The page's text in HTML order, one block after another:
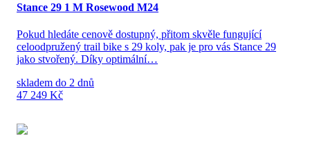
Stance 29 1 M Rosewood M24
Pokud hledáte cenově dostupný, přitom skvěle fungující
celoodpružený trail bike s 29 koly, pak je pro vás Stance 29
jako stvořený. Díky optimální…
skladem do 2 dnů
47 249 Kč